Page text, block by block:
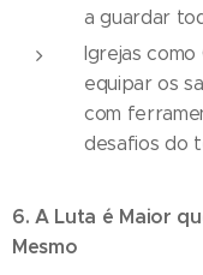
a guardar
Igrejas como
equipar os
com
desafios do
6. A Luta é Maior
Mesmo